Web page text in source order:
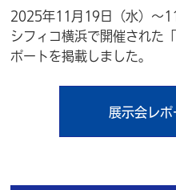
2025年11月19日（水）～
シフィコ横浜で開催された
ポートを掲載しました。
展示会レ